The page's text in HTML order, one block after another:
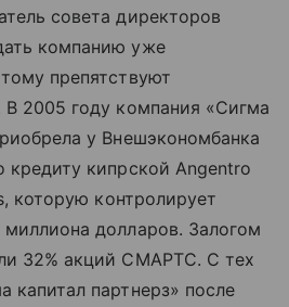
совета директоров
компанию уже
препятствуют
2005 году компания «Сигма
у Внешэкономбанка
кредиту кипрской Angentro
которую контролирует
долларов. Залогом
32% акций СМАРТС. С тех
капитал партнерз» после